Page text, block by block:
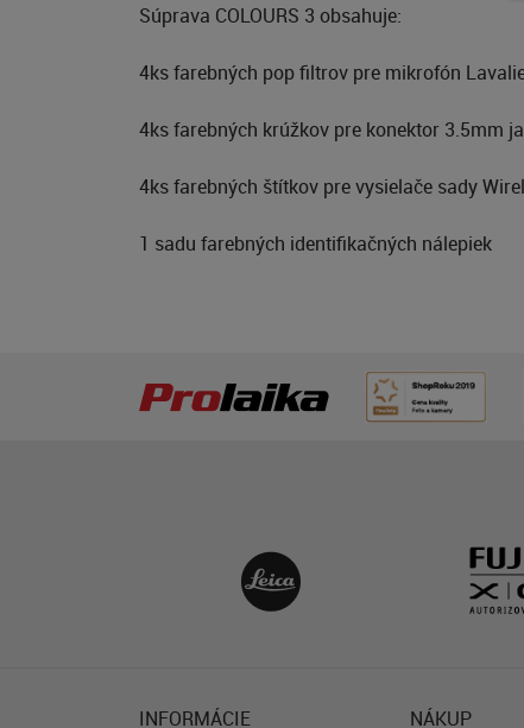
Súprava COLOURS 3 obsahuje:
4ks farebných pop filtrov pre mikrofón
4ks farebných krúžkov pre konektor 3.5mm
4ks farebných štítkov pre vysielače sady
1 sadu farebných identifikačných nálepiek
INFORMÁCIE NÁKUP